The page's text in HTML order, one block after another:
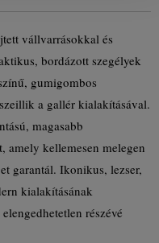
vállvarrásokkal és
bordázott szegélyek
gumigombos
a gallér kialakításával.
magasabb
amely kellemesen melegen
garantál. Ikonikus, lezser,
kialakításának
részévé